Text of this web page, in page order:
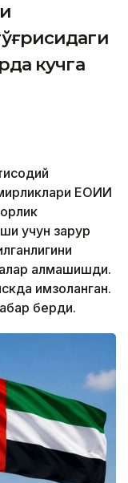
кучга
ЕОИИ
учун зарур
алмашишди.
имзоланган.
берди.